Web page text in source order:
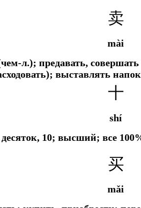
卖
mài
л.); предавать,
выставлять
十
shí
десяток, 10; высший; все
买
mǎi